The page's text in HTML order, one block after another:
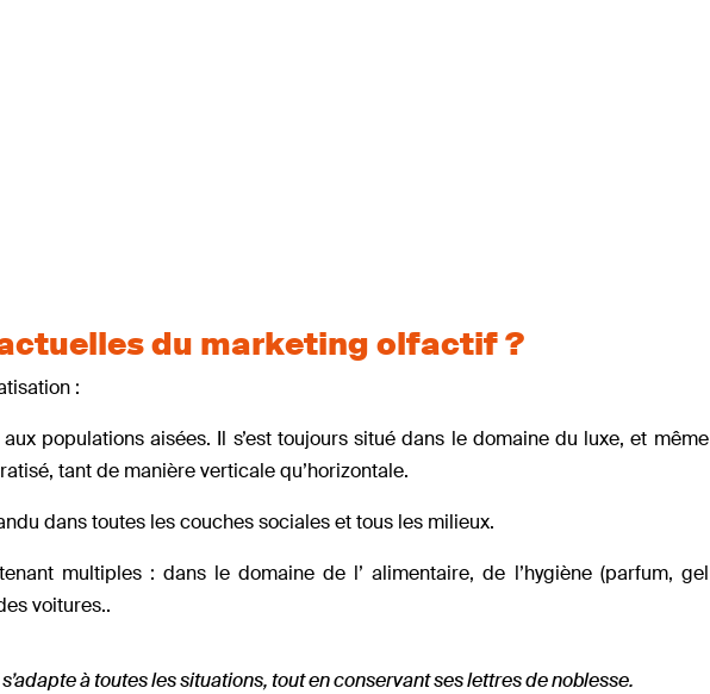
du marketing olfactif ?
:
populations aisées. Il s’est toujours situé dans le domaine du luxe, et même
tant de manière verticale qu’horizontale.
dans toutes les couches sociales et tous les milieux.
multiples : dans le domaine de l’ alimentaire, de l’hygiène (parfum, gel
voitures..
à toutes les situations, tout en conservant ses lettres de noblesse.